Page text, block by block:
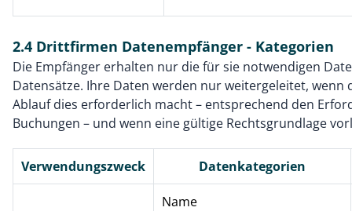
2.4 Drittfirmen Datenempfänger - Kategorien
Die Empfänger erhalten nur die für sie notwendigen
Datensätze. Ihre Daten werden nur weitergeleitet, wenn
Ablauf dies erforderlich macht – entsprechend den
Buchungen – und wenn eine gültige Rechtsgrundlage
Verwendungszweck Datenkategorien
Name